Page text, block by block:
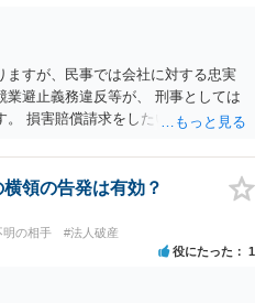
ますが、民事では会社に対する忠実
避止義務違反等が、 刑事としては
。 損害賠償請求をしたいのか、刑事
な証拠が変わってきますので、速や
相談いただくことをおすすめいたし
領の告発は有効？
明の相手 #法人破産
役にたった 1